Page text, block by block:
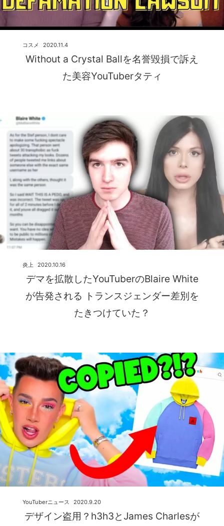
Without a Crystal Ballを名誉毀損で訴え
た美容YouTuberタティ
2020.11.4
コスメ
デマを拡散したYouTuberのBlaire White
が告発される トランスジェンダー差別を
たきつけていた？
2020.10.16
炎上
デザイン盗用？h3h3とJames Charlesが
2020.9.20
YouTuberニュース